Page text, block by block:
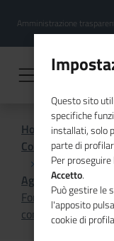
contenuto
Menu
Amministrazione
Home
Comunicazione
Agenda
Formazione dei
commercio
Questo sito
specifiche
installati, solo
parte di
Per
Accetto.
Può gestire le
l'apposito
cookie di